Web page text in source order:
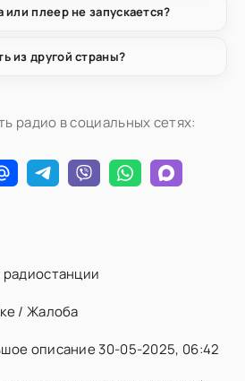
или плеер не запускается?
из другой страны?
радио в социальных сетях:
/ Жалоба
описание 30-05-2025, 06:42